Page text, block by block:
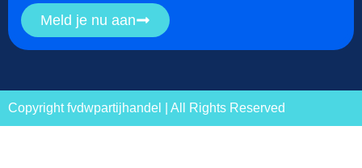
Meld je nu aan
Copyright fvdwpartijhandel | All Rights Reserved